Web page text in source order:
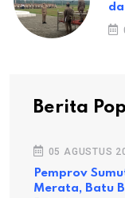
Berita
05 AGUSTUS
Pemprov
Merata, Batu